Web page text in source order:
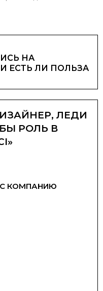
НА
ЕСТЬ ЛИ ПОЛЬЗА
ЛЕДИ
РОЛЬ В
КОМПАНИЮ